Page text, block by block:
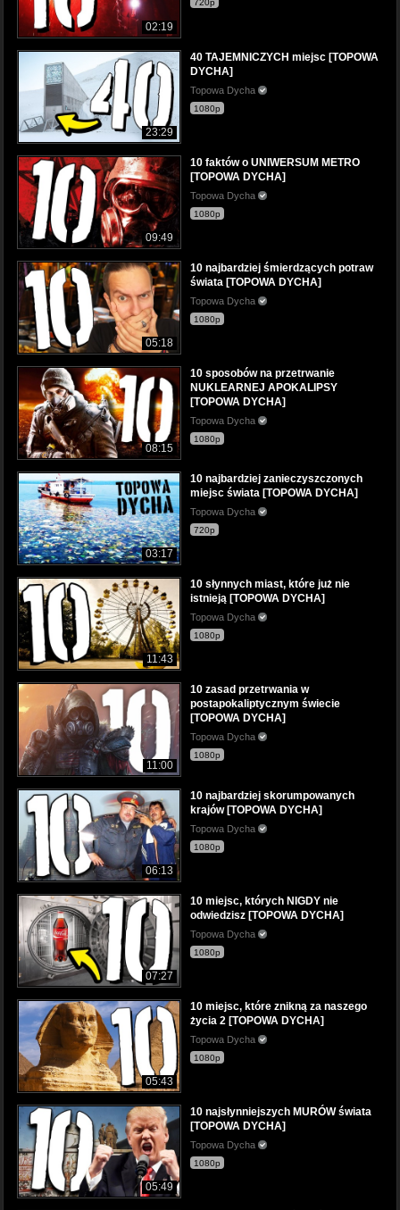
02:19
720p
23:29
40 TAJEMNICZYCH miejsc [TOPOWA
DYCHA]
Topowa Dycha
1080p
09:49
10 faktów o UNIWERSUM METRO
[TOPOWA DYCHA]
Topowa Dycha
1080p
05:18
10 najbardziej śmierdzących potraw
świata [TOPOWA DYCHA]
Topowa Dycha
1080p
08:15
10 sposobów na przetrwanie
NUKLEARNEJ APOKALIPSY
[TOPOWA DYCHA]
Topowa Dycha
1080p
03:17
10 najbardziej zanieczyszczonych
miejsc świata [TOPOWA DYCHA]
Topowa Dycha
720p
11:43
10 słynnych miast, które już nie
istnieją [TOPOWA DYCHA]
Topowa Dycha
1080p
11:00
10 zasad przetrwania w
postapokaliptycznym świecie
[TOPOWA DYCHA]
Topowa Dycha
1080p
06:13
10 najbardziej skorumpowanych
krajów [TOPOWA DYCHA]
Topowa Dycha
1080p
07:27
10 miejsc, których NIGDY nie
odwiedzisz [TOPOWA DYCHA]
Topowa Dycha
1080p
05:43
10 miejsc, które znikną za naszego
życia 2 [TOPOWA DYCHA]
Topowa Dycha
1080p
05:49
10 najsłynniejszych MURÓW świata
[TOPOWA DYCHA]
Topowa Dycha
1080p